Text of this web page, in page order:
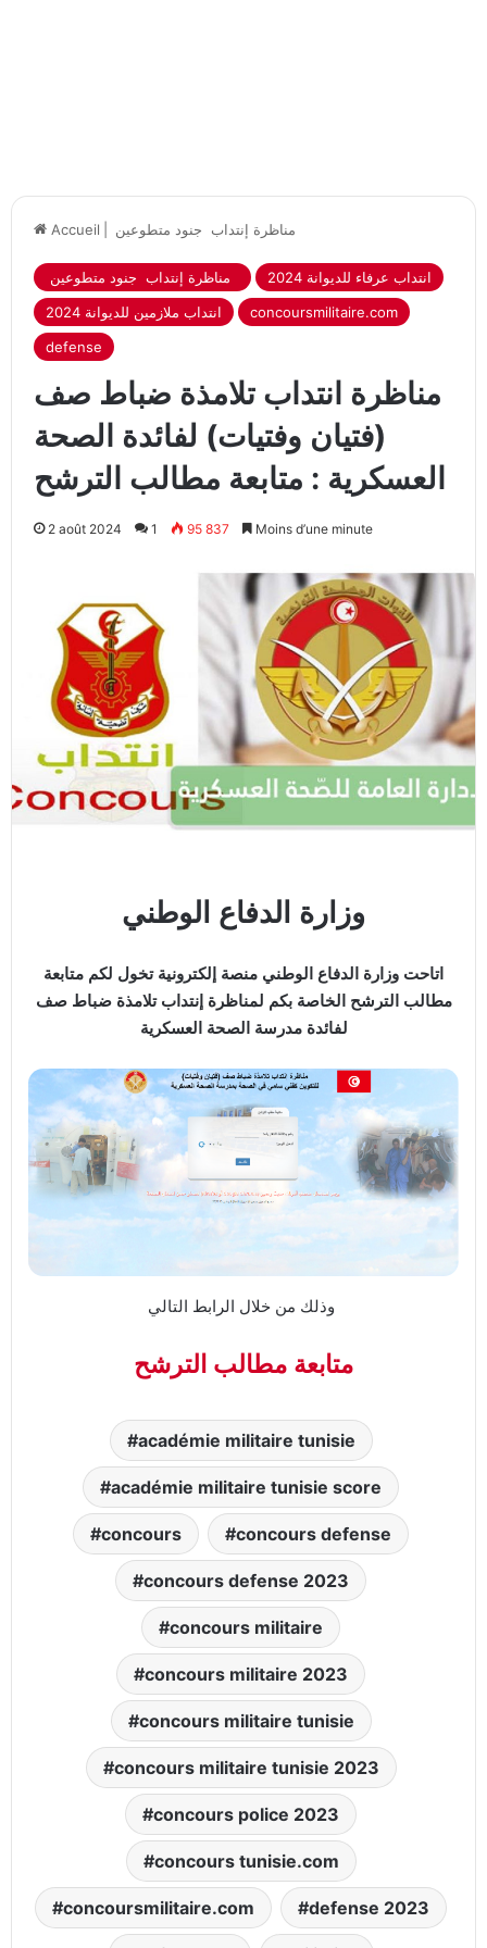
Accueil
2024 انتداب عرفاء للديوانة
2024 انتداب ملازمين للديوانة
concoursmilitaire.com
defense
مناظرة انتداب تلامذة ضباط صف
(فتيان وفتيات) لفائدة الصحة
العسكرية : متابعة مطالب الترشح
2 août 2024 1 95 837 Moins d’une minute
وزارة الدفاع الوطني
اتاحت وزارة الدفاع الوطني منصة إلكترونية تخول لكم متابعة
مطالب الترشح الخاصة بكم لمناظرة إنتداب تلامذة ضباط صف
لفائدة مدرسة الصحة العسكرية
متابعة مطالب الترشح
académie militaire tunisie
académie militaire tunisie score
concours concours defense
concours defense 2023
concours militaire
concours militaire 2023
concours militaire tunisie
concours militaire tunisie 2023
concours police 2023
concours tunisie.com
concoursmilitaire.com defense 2023